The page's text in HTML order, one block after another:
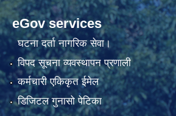
eGov services
घटना दर्ता नागरिक सेवा।
विपद सूचना व्यवस्थापन प्रणाली
कर्मचारी एकिकृत ईमेल
डिजिटल गुनासो पेटिका